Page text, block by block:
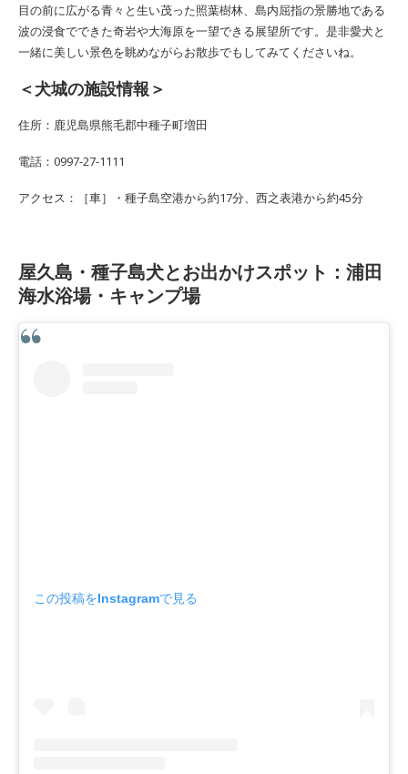
目の前に広がる青々と生い茂った照葉樹林、島内屈指の景勝地である
波の浸食でできた奇岩や大海原を一望できる展望所です。是非愛犬と
一緒に美しい景色を眺めながらお散歩でもしてみてくださいね。
＜犬城の施設情報＞
住所：鹿児島県熊毛郡中種子町増田
電話：0997-27-1111
アクセス：［車］・種子島空港から約17分、西之表港から約45分
屋久島・種子島犬とお出かけスポット：浦田
海水浴場・キャンプ場
この投稿をInstagramで見る